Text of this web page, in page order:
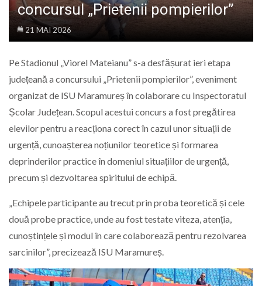
concursul „Prietenii pompierilor”
21 MAI 2026
Pe Stadionul „Viorel Mateianu” s-a desfășurat ieri etapa
județeană a concursului „Prietenii pompierilor”, eveniment
organizat de ISU Maramureș în colaborare cu Inspectoratul
Școlar Județean. Scopul acestui concurs a fost pregătirea
elevilor pentru a reacționa corect în cazul unor situații de
urgență, cunoașterea noțiunilor teoretice și formarea
deprinderilor practice în domeniul situațiilor de urgență,
precum și dezvoltarea spiritului de echipă.
„Echipele participante au trecut prin proba teoretică și cele
două probe practice, unde au fost testate viteza, atenția,
cunoștințele și modul în care colaborează pentru rezolvarea
sarcinilor”, precizează ISU Maramureș.